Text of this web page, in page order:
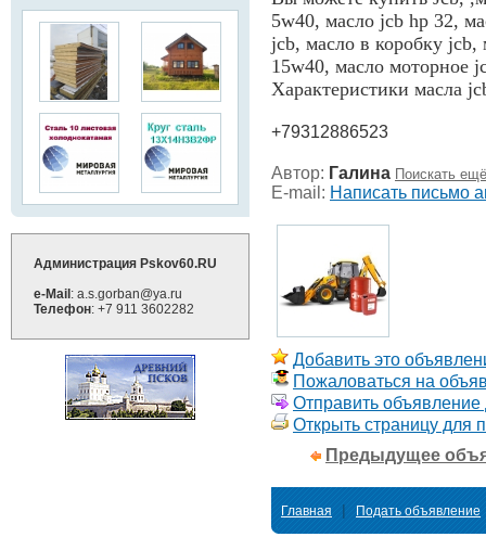
5w40, масло jcb hp 32,
jcb, масло в коробку
15w40, масло моторное
Характеристики масла
+79312886523
Автор: Галина Поискать
E-mail: Написать письмо
Добавить это
Пожаловаться на
Отправить объявление
Открыть страницу для
Предыдущее
Администрация Pskov60.RU
e-Mail : a.s.gorban@ya.ru
Телефон: +7 911 3602282
Главная | Подать объявление